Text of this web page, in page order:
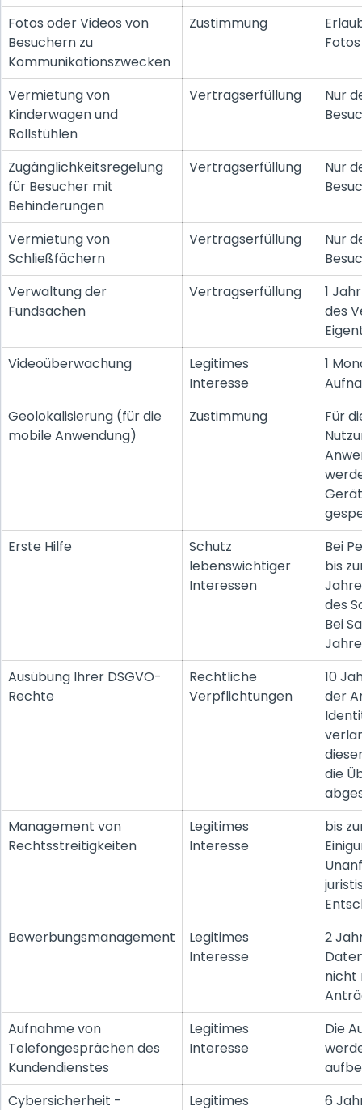
Fotos oder Videos von
Besuchern zu
Kommunikationszwecken
Zustimmung
Vermietung von
Kinderwagen und
Rollstühlen
Vertragserfüllung
Nur
Zugänglichkeitsregelung
für Besucher mit
Behinderungen
Vertragserfüllung
Nur
Vermietung von
Schließfächern
Vertragserfüllung
Nur
Verwaltung der
Fundsachen
Vertragserfüllung
1
des
Videoüberwachung
Legitimes
Interesse
1
Geolokalisierung (für die
mobile Anwendung)
Zustimmung
Für
Erste Hilfe
Schutz
lebenswichtiger
Interessen
Bei
bis
des
Bei
Jahre
Ausübung Ihrer DSGVO-
Rechte
Rechtliche
Verpflichtungen
10
der
die
Management von
Rechtsstreitigkeiten
Legitimes
Interesse
bis
Bewerbungsmanagement
Legitimes
Interesse
2
nicht
Aufnahme von
Telefongesprächen des
Kundendienstes
Legitimes
Interesse
Die
Cybersicherheit -
Legitimes 6